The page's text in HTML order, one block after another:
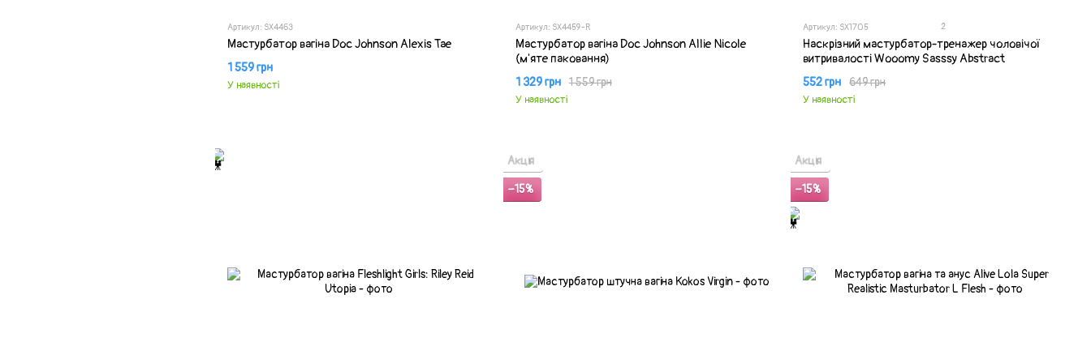
Артикул: SX4463
Мастурбатор вагіна Doc Johnson Alexis Tae
1 559 грн
У наявності
Артикул: SX4459-R
Мастурбатор вагіна Doc Johnson Allie Nicole
(м'яте паковання)
1 559 грн
1 329 грн
У наявності
Артикул: SX1705 2
Наскрізний мастурбатор-тренажер чоловічої
витривалості Wooomy Sasssy Abstract
649 грн
552 грн
У наявності
Акція
−15%
Акція
−15%